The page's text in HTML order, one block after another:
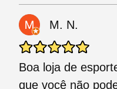
M. N.
Boa loja de
que você não